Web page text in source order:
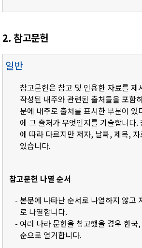
2. 참고문헌
일반
참고문헌은 참고 및 인용한 자료를 제
작성된 내주와 관련된 출처들을 포함
문에 내주로 출처를 표시한 부분이 있
에 그 출처가 무엇인지를 기술합니다.
에 따라 다르지만 저자, 날짜, 제목,
있습니다.
참고문헌 나열 순서
- 본문에 나타난 순서로 나열하지 않고
로 나열합니다.
- 여러 나라 문헌을 참고했을 경우 한국
순으로 열거합니다.